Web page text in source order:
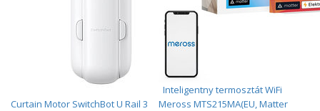
Curtain Motor SwitchBot U Rail 3
Inteligentny termosztát WiFi
Meross MTS215MA(EU, Matter